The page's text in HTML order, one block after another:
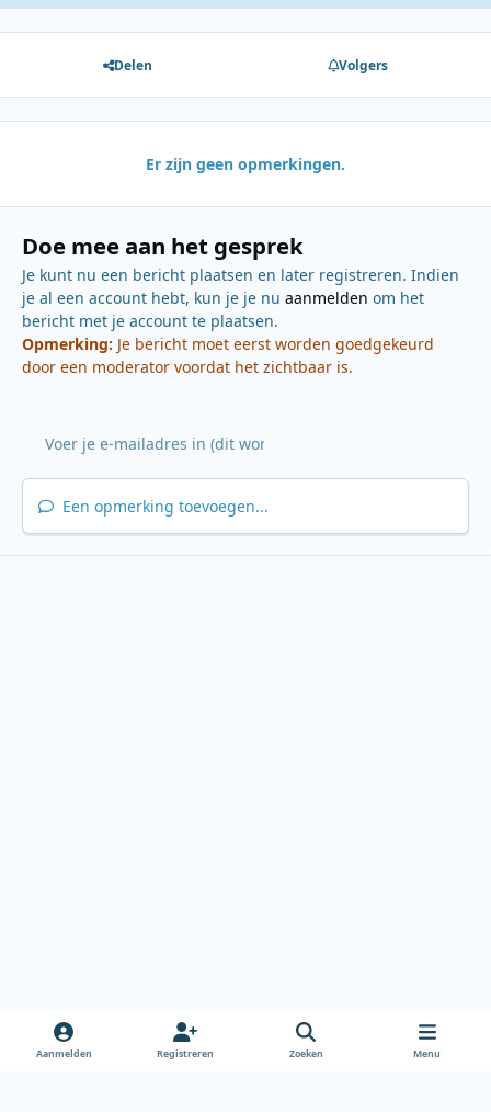
Delen Volgers
Er zijn geen opmerkingen.
Doe mee aan het gesprek
Je kunt nu een bericht plaatsen en later registreren. Indien
je al een account hebt, kun je je nu aanmelden om het
bericht met je account te plaatsen.
Opmerking: Je bericht moet eerst worden goedgekeurd
door een moderator voordat het zichtbaar is.
Een opmerking toevoegen...
Aanmelden Registreren Zoeken Menu